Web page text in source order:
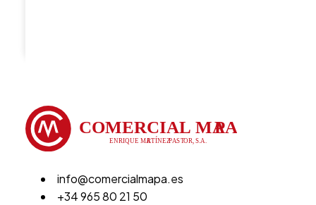
info@comercialmapa.es
+34 965 80 21 50